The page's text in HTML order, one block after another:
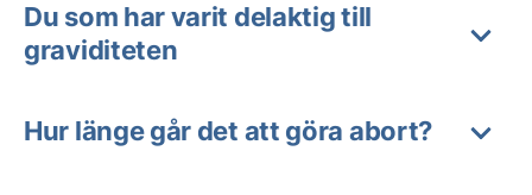
Du som har varit delaktig till
graviditeten
Hur länge går det att göra abort?